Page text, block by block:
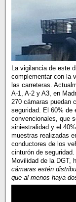
La vigilancia de este
complementar con la
las carreteras.
A-1, A-2 y A3, en
270 cámaras puedan
seguridad. El 60% de
convencionales, que
siniestralidad y el
muestras realizadas
conductores de los
cinturón de
Movilidad de la DGT,
cámaras estén
que al menos haya